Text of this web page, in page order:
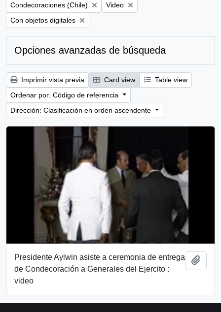
Remove filter:
Condecoraciones (Chile) Remove filter:
Video
Remove filter:
Con objetos digitales
Opciones avanzadas de búsqueda
Imprimir vista previa Card view
Table view
Ordenar por: Código de referencia
Dirección: Clasificación en orden ascendente
Presidente Aylwin asiste a ceremonia de entrega
de Condecoración a Generales del Ejercito :
video